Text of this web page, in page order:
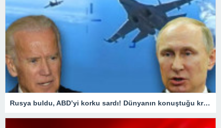
Rusya buldu, ABD’yi korku sardı! Dünyanın konuştuğu krizde kilit ülke Türkiye oldu